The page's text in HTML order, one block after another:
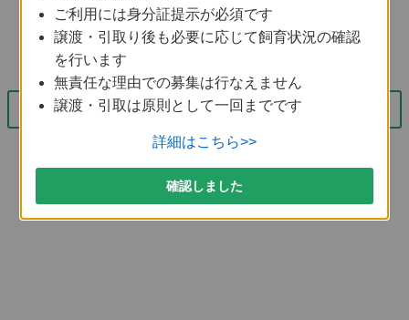
周辺情報を見る
ご利用には身分証提示が必須です
譲渡・引取り後も必要に応じて飼育状況の確認
を行います
無責任な理由での募集は行なえません
譲渡・引取は原則として一回までです
詳細はこちら>>
確認しました